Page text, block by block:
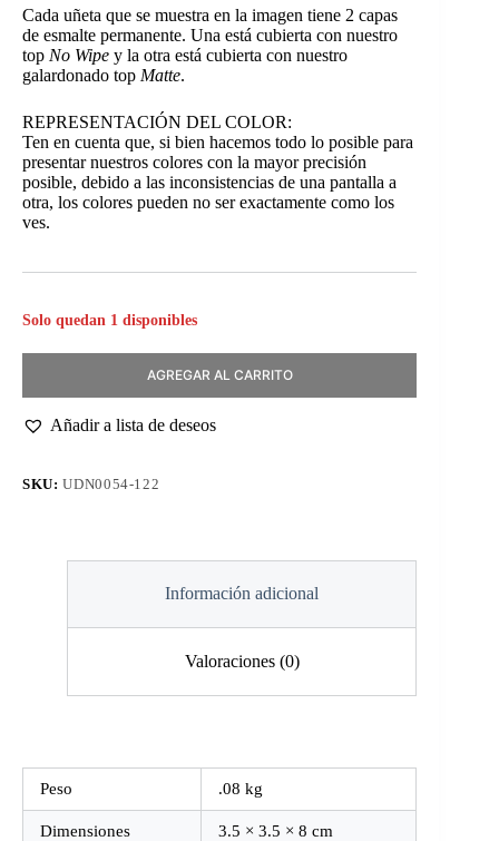
Cada uñeta que se muestra en la imagen tiene 2 capas
de esmalte permanente. Una está cubierta con nuestro
top No Wipe y la otra está cubierta con nuestro
galardonado top Matte.
REPRESENTACIÓN DEL COLOR:
Ten en cuenta que, si bien hacemos todo lo posible para
presentar nuestros colores con la mayor precisión
posible, debido a las inconsistencias de una pantalla a
otra, los colores pueden no ser exactamente como los
ves.
Solo quedan 1 disponibles
AGREGAR AL CARRITO
Añadir a lista de deseos
SKU:UDN0054-122
Información adicional
Valoraciones (0)
Peso .08 kg
Dimensiones 3.5 × 3.5 × 8 cm